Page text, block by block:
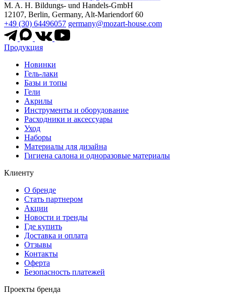
M. A. H. Bildungs- und Handels-GmbH
12107, Berlin, Germany, Alt-Mariendorf 60
+49 (30) 64496057 germany@mozart-house.com
Продукция
Новинки
Гель-лаки
Базы и топы
Гели
Акрилы
Инструменты и оборудование
Расходники и аксессуары
Уход
Наборы
Материалы для дизайна
Гигиена салона и одноразовые материалы
Клиенту
О бренде
Стать партнером
Акции
Новости и тренды
Где купить
Доставка и оплата
Отзывы
Контакты
Оферта
Безопасность платежей
Проекты бренда